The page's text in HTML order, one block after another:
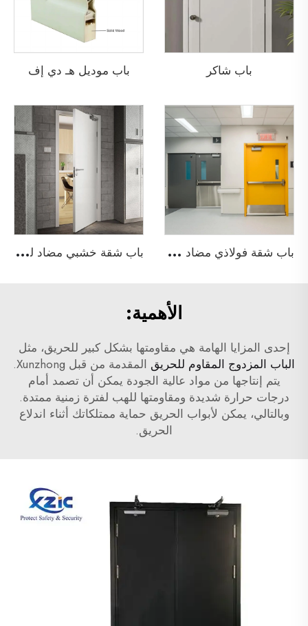
باب شاكر باب موديل هـ دي إف
ب
اب شقة فولاذي مضاد للحريق ب
اب شقة خشبي مضاد للحريق
الأهمية:
إحدى المزايا الهامة هي مقاومتها بشكل كبير للحريق، مثل
الباب المزدوج المقاوم للحريق
المقدمة من قبل Xunzhong.
يتم إنتاجها من مواد عالية الجودة يمكن أن تصمد أمام
درجات حرارة شديدة ومقاومتها للهب لفترة زمنية ممتدة.
وبالتالي، يمكن لأبواب الحريق حماية ممتلكاتك أثناء اندلاع
الحريق.